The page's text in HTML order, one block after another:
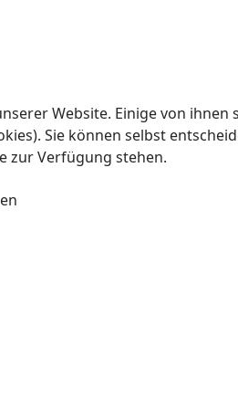
Website. Einige von
Sie können selbst
zur Verfügung stehen.